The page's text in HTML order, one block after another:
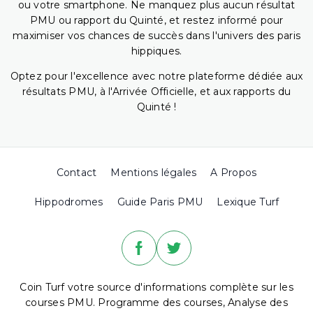
ou votre smartphone. Ne manquez plus aucun résultat
PMU ou rapport du Quinté, et restez informé pour
maximiser vos chances de succès dans l'univers des paris
hippiques.
Optez pour l'excellence avec notre plateforme dédiée aux
résultats PMU, à l'Arrivée Officielle, et aux rapports du
Quinté !
Contact Mentions légales A Propos
Hippodromes Guide Paris PMU Lexique Turf
Coin Turf votre source d'informations complète sur les
courses PMU. Programme des courses, Analyse des